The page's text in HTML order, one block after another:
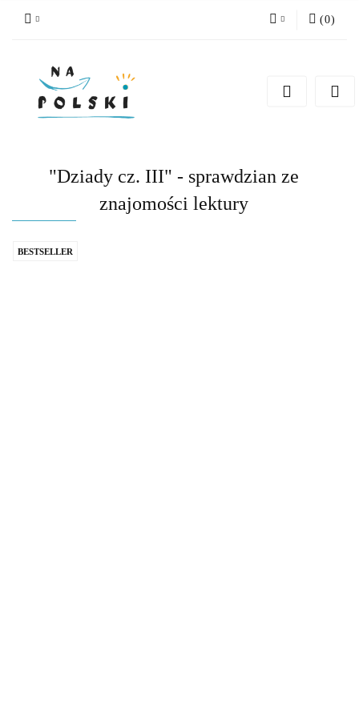
Zarejestruj się
(0)
"Dziady cz. III" - sprawdzian ze
znajomości lektury
BESTSELLER